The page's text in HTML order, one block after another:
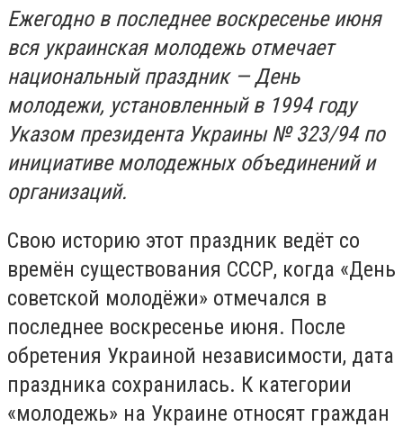
Ежегодно в последнее воскресенье июня
вся украинская молодежь отмечает
национальный праздник — День
молодежи, установленный в 1994 году
Указом президента Украины № 323/94 по
инициативе молодежных объединений и
организаций.
Свою историю этот праздник ведёт со
времён существования СССР, когда «День
советской молодёжи» отмечался в
последнее воскресенье июня. После
обретения Украиной независимости, дата
праздника сохранилась. К категории
«молодежь» на Украине относят граждан